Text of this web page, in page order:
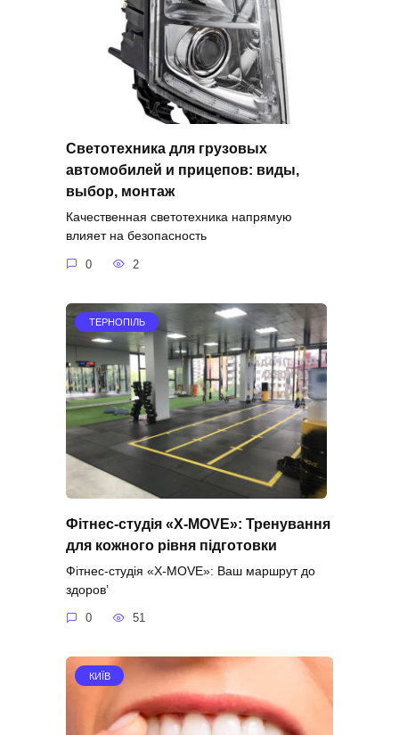
Светотехника для грузовых
автомобилей и прицепов: виды,
выбор, монтаж
Качественная светотехника напрямую
влияет на безопасность
0 2
ТЕРНОПІЛЬ
Фітнес-студія «X-MOVE»: Тренування
для кожного рівня підготовки
Фітнес-студія «X-MOVE»: Ваш маршрут до
здоров’
0 51
КИЇВ